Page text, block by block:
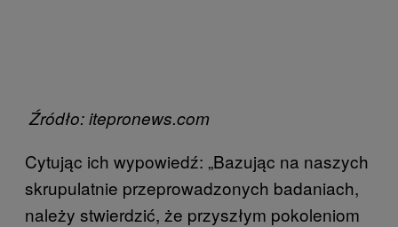
Źródło: itepronews.com
Cytując ich wypowiedź: „Bazując na naszych
skrupulatnie przeprowadzonych badaniach,
należy stwierdzić, że przyszłym pokoleniom